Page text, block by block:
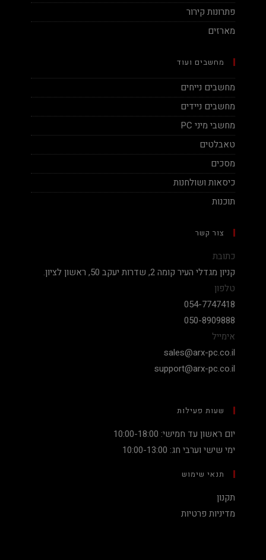
פתרונות קירור
מארזים
מחשבים ועוד
מחשבים נייחים
מחשבים ניידים
מחשבי מיני PC
טאבלטים
מסכים
כיסאות ושולחנות
תוכנות
צור קשר
כתובת
קניון מגדלי העיר קומה 2, שדרות יעקב 50, ראשון לציון.
טלפון
054-7747418
050-8909888
אימייל
sales@arx-pc.co.il
support@arx-pc.co.il
שעות פעילות
יום ראשון עד חמישי: 10:00-18:00
ימי שישי וערבי חג: 10:00-13:00
תנאי שימוש
תקנון
מדיניות פרטיות